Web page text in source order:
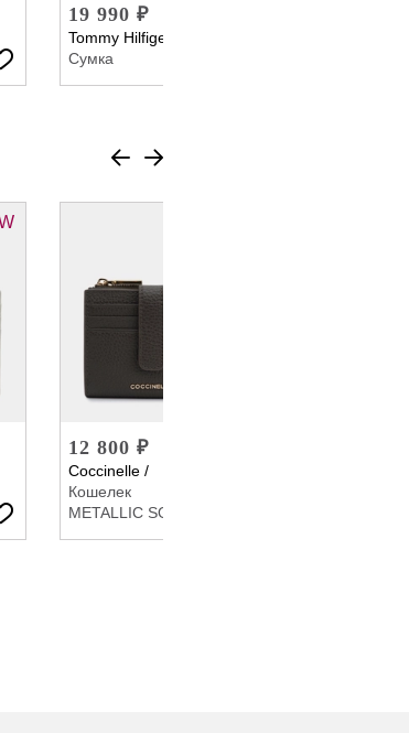
19 990 ₽
Tommy Hilfiger
Сумка
12 800 ₽
Coccinelle /
Кошелек
METALLIC SOFT